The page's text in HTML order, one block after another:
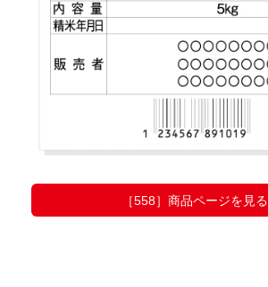
［558］商品ページを見る